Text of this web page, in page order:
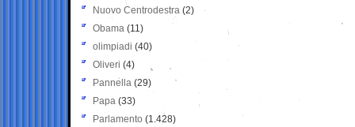
Nuovo Centrodestra (2)
Obama (11)
olimpiadi (40)
Oliveri (4)
Pannella (29)
Papa (33)
Parlamento (1.428)